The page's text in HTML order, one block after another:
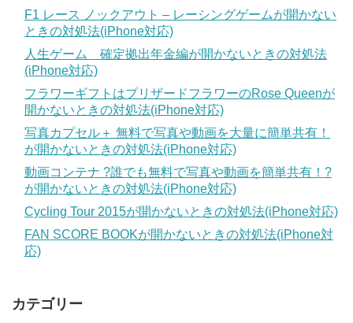
F1 レース ノックアウト – レーシングゲームが開かない
ときの対処法(iPhone対応)
人生ゲーム 確定拠出年金編が開かないときの対処法
(iPhone対応)
フラワーギフトはプリザードフラワーのRose Queenが
開かないときの対処法(iPhone対応)
写真カプセル＋ 無料で写真や動画を大量に簡単共有！
が開かないときの対処法(iPhone対応)
動画コンテナ ?誰でも無料で写真や動画を簡単共有！?
が開かないときの対処法(iPhone対応)
Cycling Tour 2015が開かないときの対処法(iPhone対応)
FAN SCORE BOOKが開かないときの対処法(iPhone対
応)
カテゴリー